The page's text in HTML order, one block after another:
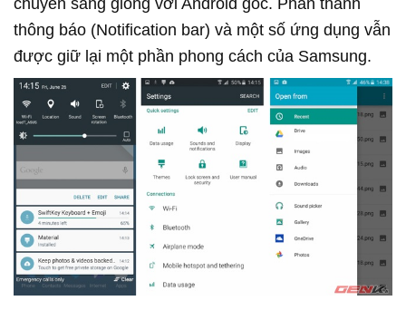
chuyển sang giống với Android gốc. Phần thanh
thông báo (Notification bar) và một số ứng dụng vẫn
được giữ lại một phần phong cách của Samsung.